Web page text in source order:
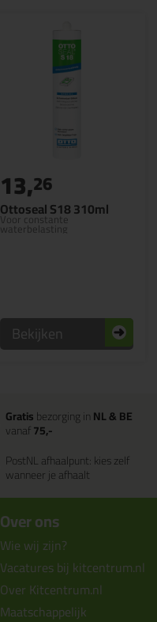
Ottoseal S18 310ml
Voor constante
waterbelasting
13,26
Bekijken
Gratisbezorging inNL & BE
vanaf75,-
PostNL afhaalpunt: kies zelf
wanneer je afhaalt
Over ons
Wie wij zijn?
Vacatures bij kitcentrum.nl
Over Kitcentrum.nl
Maatschappelijk